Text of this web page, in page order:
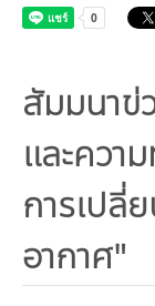
ก
กอง
สัมมนาข่
และควา
การเปลี่
อากาศ"